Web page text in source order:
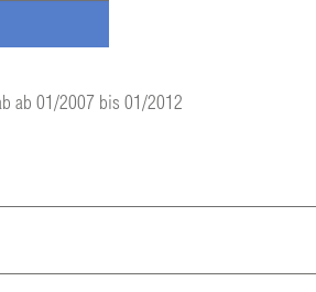
ab 01/2007 bis 01/2012